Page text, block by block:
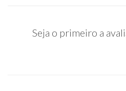
Seja o primeiro a